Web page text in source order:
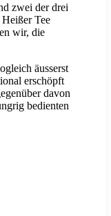
zwei der drei
Tee
wir, die
äusserst
erschöpft
davon
bedienten